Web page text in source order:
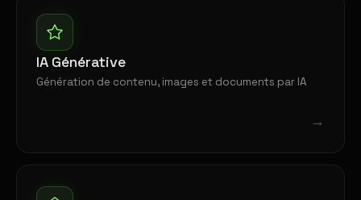
IA Générative
Génération de contenu, images et documents par IA
→